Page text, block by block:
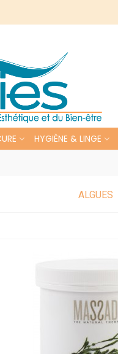
HYGIÈNE & LINGE
ALGUES